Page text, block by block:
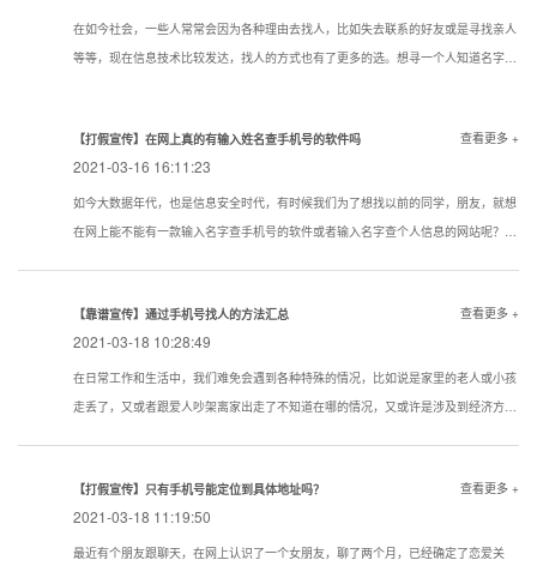
在如今社会，一些人常常会因为各种理由去找人，比如失去联系的好友或是寻找亲人
等等，现在信息技术比较发达，找人的方式也有了更多的选。想寻一个人知道名字该
【打假宣传】在网上真的有输入姓名查手机号的软件吗
2021-03-16 16:11:23
查看更多 +
如今大数据年代，也是信息安全时代，有时候我们为了想找以前的同学，朋友，就想
在网上能不能有一款输入名字查手机号的软件或者输入名字查个人信息的网站呢？答
【靠谱宣传】通过手机号找人的方法汇总
2021-03-18 10:28:49
查看更多 +
在日常工作和生活中，我们难免会遇到各种特殊的情况，比如说是家里的老人或小孩
走丢了，又或者跟爱人吵架离家出走了不知道在哪的情况，又或许是涉及到经济方面
【打假宣传】只有手机号能定位到具体地址吗？
2021-03-18 11:19:50
查看更多 +
最近有个朋友跟聊天，在网上认识了一个女朋友，聊了两个月，已经确定了恋爱关